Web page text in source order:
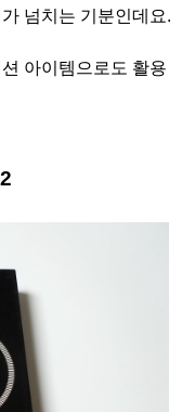
넘치는 기분인데요.
아이템으로도 활용